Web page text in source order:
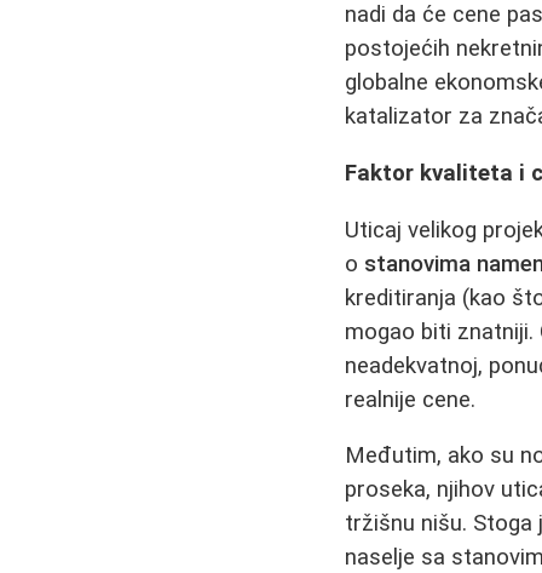
nadi da će cene
postojećih
globalne
katalizator za
Faktor kvaliteta i
Uticaj velikog
o stanovima
kreditiranja (kao
mogao biti
neadekvatnoj,
realnije cene.
Međutim, ako su
proseka, njihov
tržišnu nišu. Stoga
naselje sa